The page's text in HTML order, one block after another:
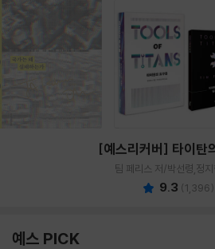
[예스리커버] 타이탄
팀 페리스 저/박선령,정지
9.3 (1,396)
예스 PICK